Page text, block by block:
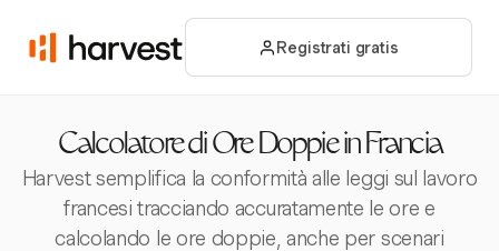
Registrati gratis
Calcolatore di Ore Doppie in Francia
Harvest semplifica la conformità alle leggi sul lavoro
francesi tracciando accuratamente le ore e
calcolando le ore doppie, anche per scenari